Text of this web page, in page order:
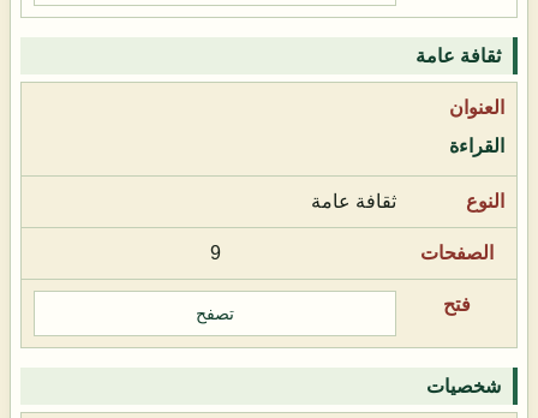
ثقافة عامة
القراءة
ثقافة عامة
9
تصفح
شخصيات